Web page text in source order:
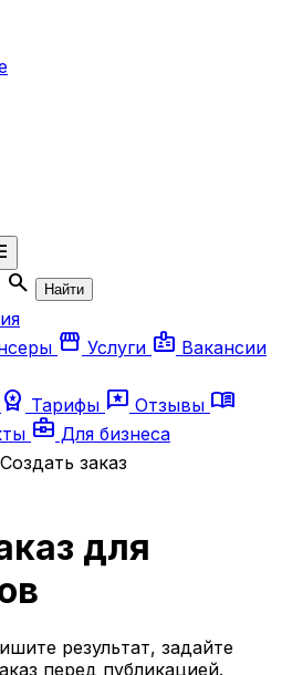
search
Найти
storefront Услуги badge Вакансии
workspace_premium Тарифы reviews Отзывы menu_book
business_center Для бизнеса
Создать заказ
для
результат, задайте
перед публикацией.